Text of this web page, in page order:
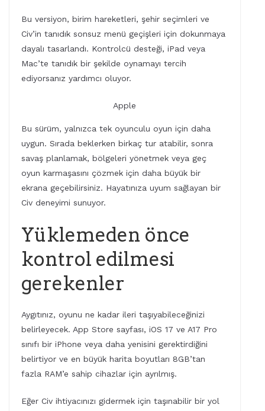
Bu versiyon, birim hareketleri, şehir seçimleri ve
Civ’in tanıdık sonsuz menü geçişleri için dokunmaya
dayalı tasarlandı. Kontrolcü desteği, iPad veya
Mac’te tanıdık bir şekilde oynamayı tercih
ediyorsanız yardımcı oluyor.
Apple
Bu sürüm, yalnızca tek oyunculu oyun için daha
uygun. Sırada beklerken birkaç tur atabilir, sonra
savaş planlamak, bölgeleri yönetmek veya geç
oyun karmaşasını çözmek için daha büyük bir
ekrana geçebilirsiniz. Hayatınıza uyum sağlayan bir
Civ deneyimi sunuyor.
Yüklemeden önce
kontrol edilmesi
gerekenler
Aygıtınız, oyunu ne kadar ileri taşıyabileceğinizi
belirleyecek. App Store sayfası, iOS 17 ve A17 Pro
sınıfı bir iPhone veya daha yenisini gerektirdiğini
belirtiyor ve en büyük harita boyutları 8GB’tan
fazla RAM’e sahip cihazlar için ayrılmış.
Eğer Civ ihtiyacınızı gidermek için taşınabilir bir yol